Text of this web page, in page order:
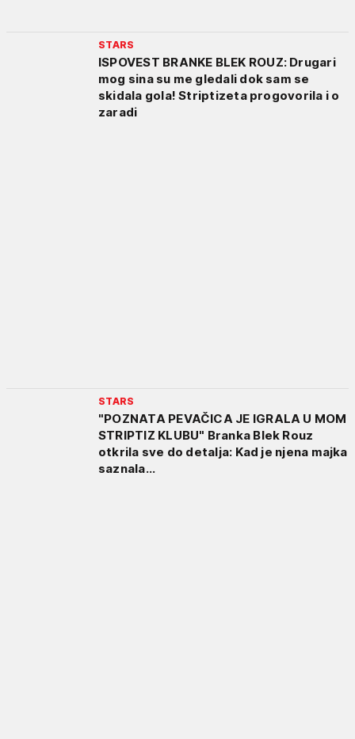
STARS
ISPOVEST BRANKE BLEK ROUZ: Drugari
mog sina su me gledali dok sam se
skidala gola! Striptizeta progovorila i o
zaradi
STARS
"POZNATA PEVAČICA JE IGRALA U MOM
STRIPTIZ KLUBU" Branka Blek Rouz
otkrila sve do detalja: Kad je njena majka
saznala...